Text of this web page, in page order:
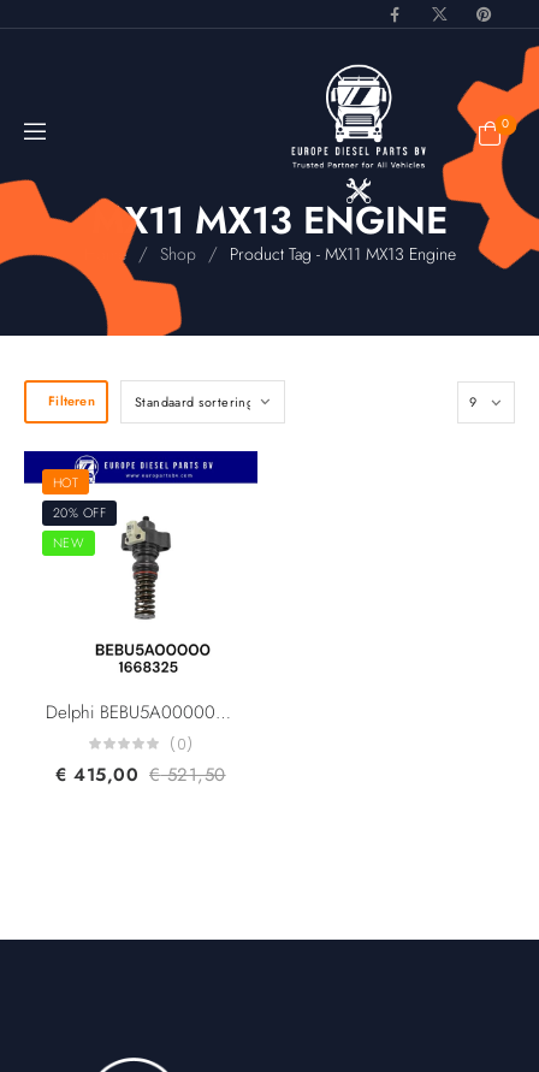
0
MX11 MX13 ENGINE
Home / Shop / Product Tag - MX11 MX13 Engine
Filteren
HOT
20% OFF
NEW
Delphi BEBU5A00000 Daf 1668325 1625753 2135456 1733111 Fits for MX11 MX13 Engine Fits for CF410 CF440 CF460 CF510 XF410 XF440 XF460 XF510 Truck FUEL INJECTION PUMP EURO4/5
(0)
€ 415,00 €521,50